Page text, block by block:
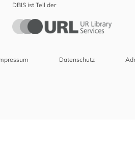
DBIS ist Teil der
Datenschutz